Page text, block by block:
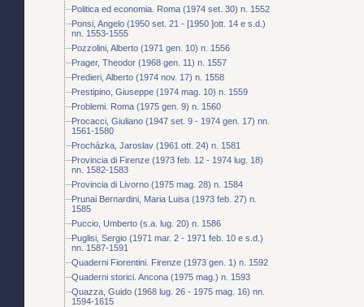
Politica ed economia. Roma (1974 set. 30) n. 1552
Ponsi, Angelo (1950 set. 21 - [1950 ]ott. 14 e s.d.)
nn. 1553-1555
Pozzolini, Alberto (1971 gen. 10) n. 1556
Prager, Theodor (1968 gen. 11) n. 1557
Predieri, Alberto (1974 nov. 17) n. 1558
Prestipino, Giuseppe (1974 mag. 10) n. 1559
Problemi. Roma (1975 gen. 9) n. 1560
Procacci, Giuliano (1947 set. 9 - 1974 gen. 17) nn.
1561-1580
Procházka, Jaroslav (1961 ott. 24) n. 1581
Provincia di Firenze (1973 feb. 12 - 1974 lug. 18)
nn. 1582-1583
Provincia di Livorno (1975 mag. 28) n. 1584
Prunai Bernardini, Maria Luisa (1973 feb. 27) n.
1585
Puccio, Umberto (s.a. lug. 20) n. 1586
Puglisi, Sergio (1971 mar. 2 - 1971 feb. 10 e s.d.)
nn. 1587-1591
Quaderni Fiorentini. Firenze (1973 gen. 1) n. 1592
Quaderni storici. Ancona (1975 mag.) n. 1593
Quazza, Guido (1968 lug. 26 - 1975 mag. 16) nn.
1594-1615